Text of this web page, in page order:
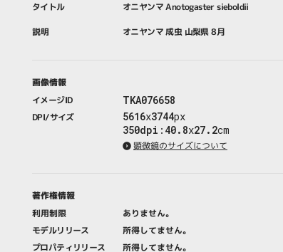
タイトル オニヤンマ Anotogaster sieboldii
説明 オニヤンマ 成虫 山梨県 8月
画像情報
イメージID
TKA076658
DPI/サイズ 5616x3744px
350dpi : 40.8x27.2cm
顕微鏡のサイズについて
著作権情報
利用制限
ありません。
モデルリリース
所得してません。
プロパティリリース
所得してません。